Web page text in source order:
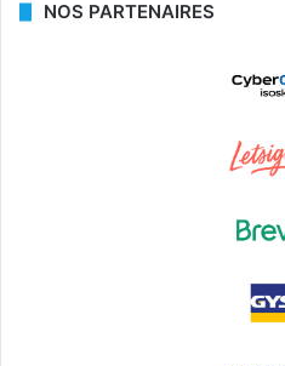
NOS PARTENAIRES